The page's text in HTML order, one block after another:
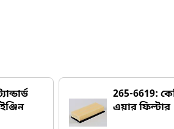
265-6619:
এয়ার ফিল্টার